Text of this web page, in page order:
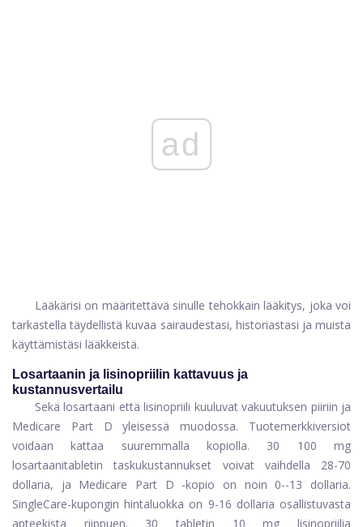
ad
Lääkärisi on määritettävä sinulle tehokkain lääkitys, joka voi
tarkastella täydellistä kuvaa sairaudestasi, historiastasi ja muista
käyttämistäsi lääkkeistä.
Losartaanin ja lisinopriilin kattavuus ja
kustannusvertailu
Sekä losartaani että lisinopriili kuuluvat vakuutuksen piiriin ja
Medicare Part D yleisessä muodossa. Tuotemerkkiversiot
voidaan kattaa suuremmalla kopiolla. 30 100 mg
losartaanitabletin taskukustannukset voivat vaihdella 28-70
dollaria, ja Medicare Part D -kopio on noin 0--13 dollaria.
SingleCare-kupongin hintaluokka on 9-16 dollaria osallistuvasta
apteekista riippuen. 30 tabletin 10 mg lisinopriilia